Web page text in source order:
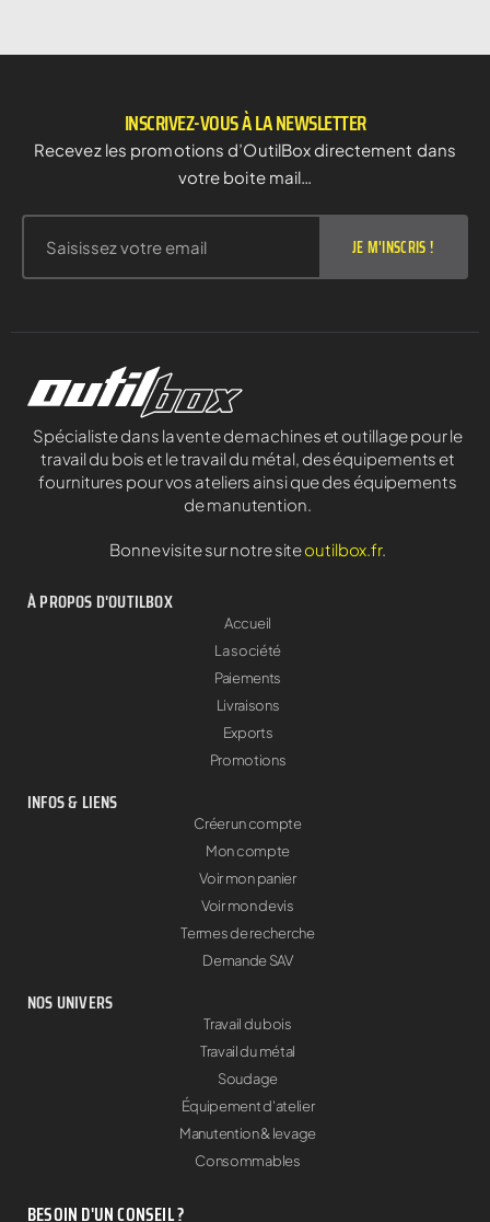
INSCRIVEZ-VOUS À LA NEWSLETTER
Recevez les promotions d’OutilBox directement dans
votre boite mail…
JE M'INSCRIS !
Spécialiste dans la vente de machines et outillage pour le
travail du bois et le travail du métal, des équipements et
fournitures pour vos ateliers ainsi que des équipements
de manutention.
Bonne visite sur notre siteoutilbox.fr.
À PROPOS D'OUTILBOX
Accueil
La société
Paiements
Livraisons
Exports
Promotions
INFOS & LIENS
Créer un compte
Mon compte
Voir mon panier
Voir mon devis
Termes de recherche
Demande SAV
NOS UNIVERS
Travail du bois
Travail du métal
Soudage
Équipement d'atelier
Manutention & levage
Consommables
BESOIN D'UN CONSEIL ?